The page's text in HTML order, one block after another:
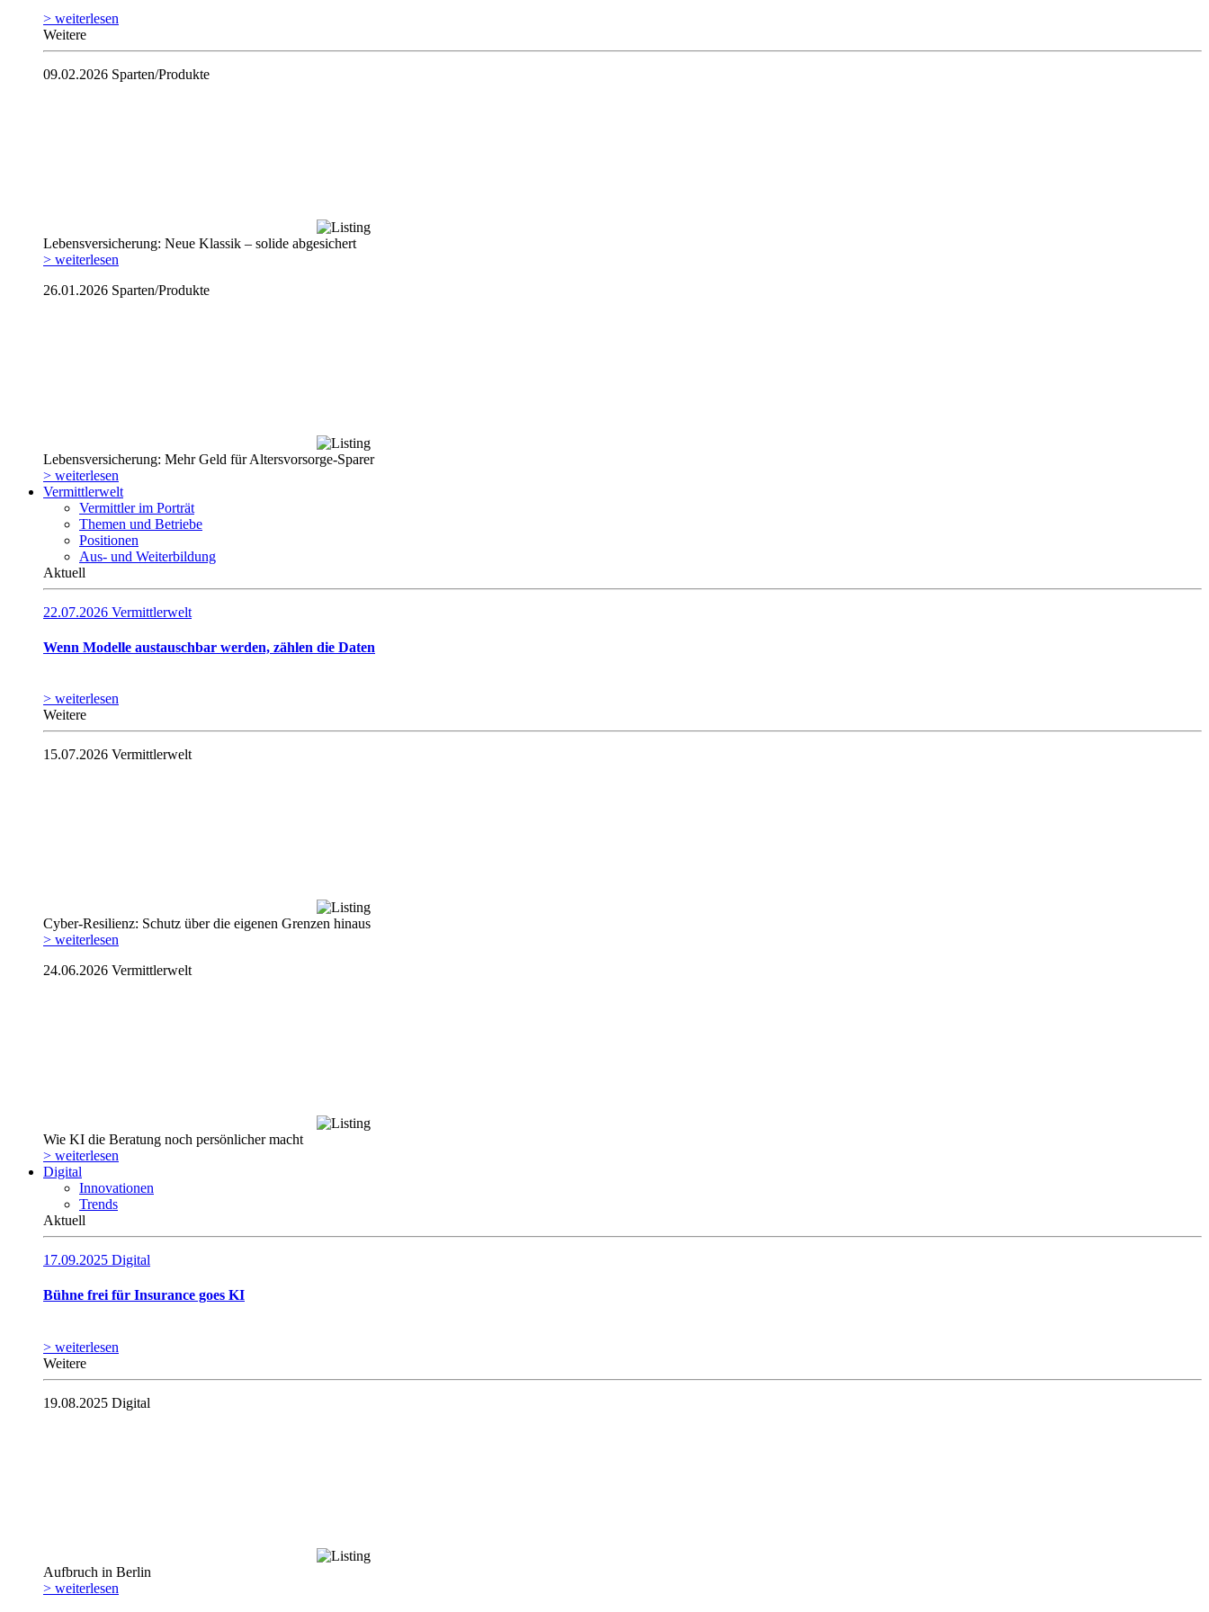
> weiterlesen
Weitere
09.02.2026 Sparten/Produkte
Lebensversicherung: Neue Klassik – solide abgesichert
> weiterlesen
26.01.2026 Sparten/Produkte
Lebensversicherung: Mehr Geld für Altersvorsorge-Sparer
> weiterlesen
Vermittlerwelt
Vermittler im Porträt
Themen und Betriebe
Positionen
Aus- und Weiterbildung
Aktuell
22.07.2026 Vermittlerwelt
Wenn Modelle austauschbar werden, zählen die Daten
> weiterlesen
Weitere
15.07.2026 Vermittlerwelt
Cyber-Resilienz: Schutz über die eigenen Grenzen hinaus
> weiterlesen
24.06.2026 Vermittlerwelt
Wie KI die Beratung noch persönlicher macht
> weiterlesen
Digital
Innovationen
Trends
Aktuell
17.09.2025 Digital
Bühne frei für Insurance goes KI
> weiterlesen
Weitere
19.08.2025 Digital
Aufbruch in Berlin
> weiterlesen